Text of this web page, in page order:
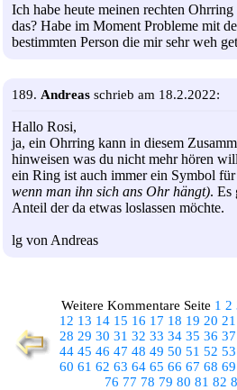
Ich habe heute meinen rechten
das? Habe im Moment Probleme mit
bestimmten Person die mir sehr weh
189. Andreas schrieb am 18.2.2022:
Hallo Rosi,
ja, ein Ohrring kann in diesem
hinweisen was du nicht mehr hören
ein Ring ist auch immer ein Symbol
wenn man ihn sich ans Ohr hängt). Es
Anteil der da etwas loslassen möchte.
lg von Andreas
Weitere Kommentare Seite 1 2
12 13 14 15 16 17 18 19 20 21
28 29 30 31 32 33 34 35 36 37
44 45 46 47 48 49 50 51 52 53
60 61 62 63 64 65 66 67 68 69
76 77 78 79 80 81 82